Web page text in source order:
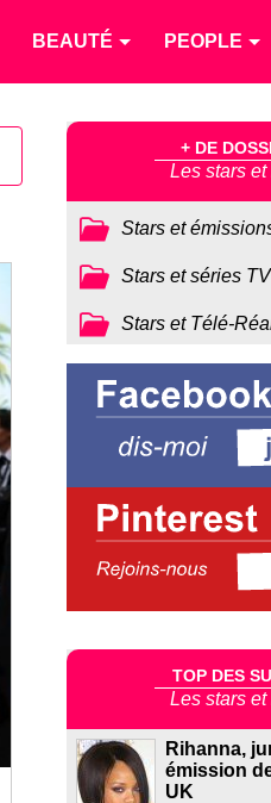
BEAUTÉ PEOPLE
+ DE
Les stars
Stars et
Stars et séries TV
Stars et Télé-
TOP DES
Les stars
Rihanna,
émission
UK